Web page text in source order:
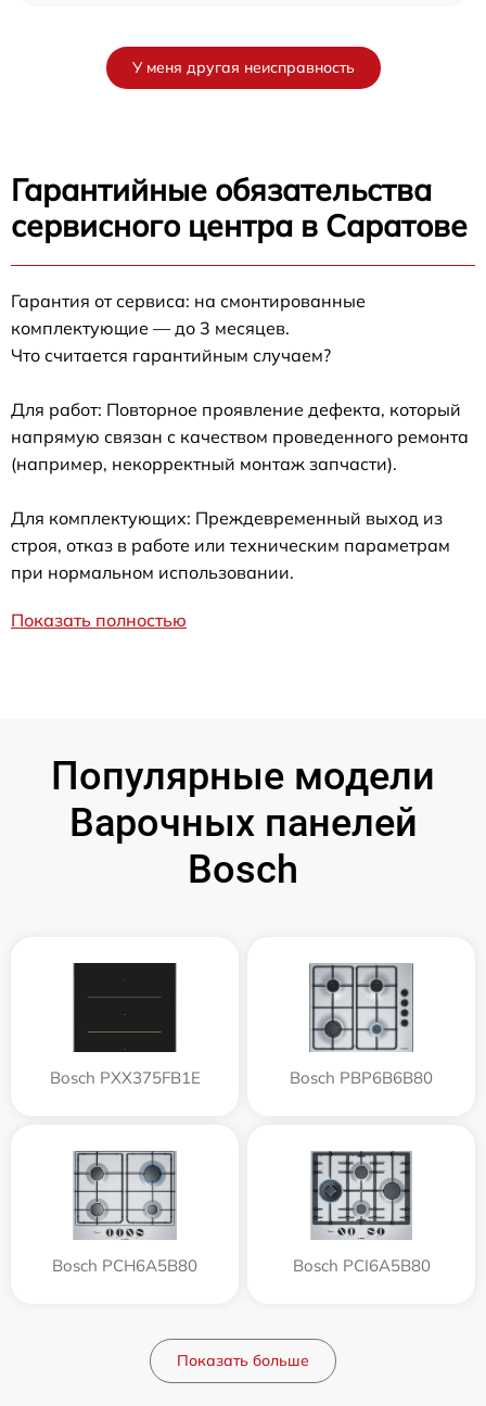
У меня другая неисправность
Гарантийные обязательства
сервисного центра в Саратове
Гарантия от сервиса: на смонтированные
комплектующие — до 3 месяцев.
Что считается гарантийным случаем?
Для работ: Повторное проявление дефекта, который
напрямую связан с качеством проведенного ремонта
(например, некорректный монтаж запчасти).
Для комплектующих: Преждевременный выход из
строя, отказ в работе или техническим параметрам
при нормальном использовании.
Показать полностью
Популярные модели
Варочных панелей
Bosch
Bosch PXX375FB1E Bosch PBP6B6B80
Bosch PCH6A5B80 Bosch PCI6A5B80
Показать больше